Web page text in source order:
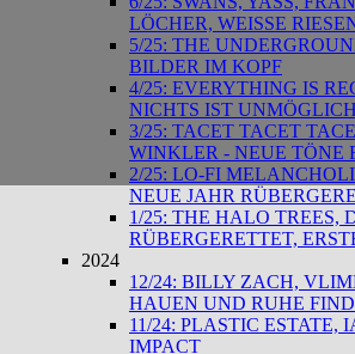
LÖCHER, WEISSE
5/25: THE
BILDER IM KOPF
4/25: EVERYTHING IS
NICHTS IST UNMÖGLICH
3/25: TACET TACET
WINKLER - NEUE TÖNE
2/25: LO-FI
NEUE JAHR
1/25: THE HALO TREES,
RÜBERGERETTET,
2024
12/24: BILLY ZACH,
HAUEN UND RUHE
11/24: PLASTIC
IMPACT